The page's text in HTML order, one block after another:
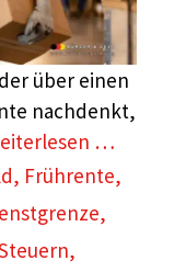
über einen
nachdenkt,
…
, Frührente,
,
,